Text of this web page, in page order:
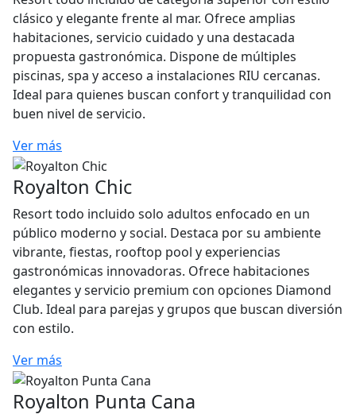
clásico y elegante frente al mar. Ofrece amplias
habitaciones, servicio cuidado y una destacada
propuesta gastronómica. Dispone de múltiples
piscinas, spa y acceso a instalaciones RIU cercanas.
Ideal para quienes buscan confort y tranquilidad con
buen nivel de servicio.
Ver más
Royalton Chic
Resort todo incluido solo adultos enfocado en un
público moderno y social. Destaca por su ambiente
vibrante, fiestas, rooftop pool y experiencias
gastronómicas innovadoras. Ofrece habitaciones
elegantes y servicio premium con opciones Diamond
Club. Ideal para parejas y grupos que buscan diversión
con estilo.
Ver más
Royalton Punta Cana